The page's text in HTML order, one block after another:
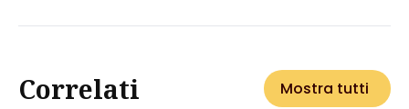
Correlati Mostra tutti